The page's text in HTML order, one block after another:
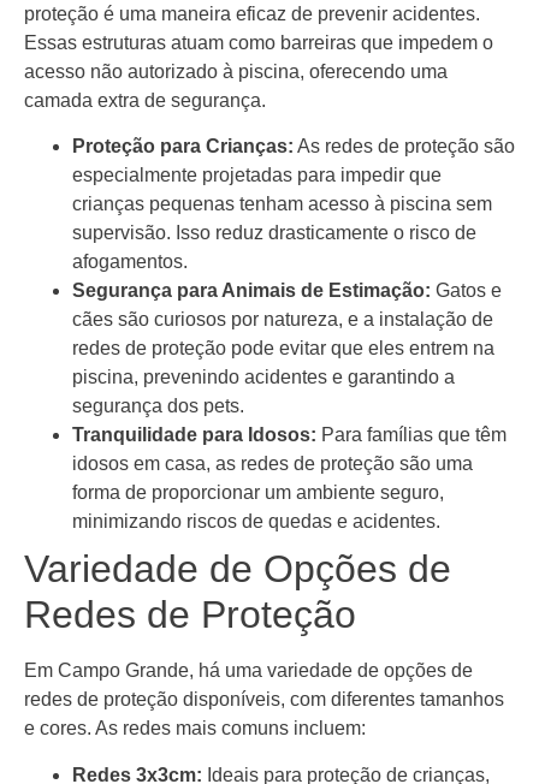
proteção é uma maneira eficaz de prevenir acidentes.
Essas estruturas atuam como barreiras que impedem o
acesso não autorizado à piscina, oferecendo uma
camada extra de segurança.
Proteção para Crianças: As redes de proteção são
especialmente projetadas para impedir que
crianças pequenas tenham acesso à piscina sem
supervisão. Isso reduz drasticamente o risco de
afogamentos.
Segurança para Animais de Estimação: Gatos e
cães são curiosos por natureza, e a instalação de
redes de proteção pode evitar que eles entrem na
piscina, prevenindo acidentes e garantindo a
segurança dos pets.
Tranquilidade para Idosos: Para famílias que têm
idosos em casa, as redes de proteção são uma
forma de proporcionar um ambiente seguro,
minimizando riscos de quedas e acidentes.
Variedade de Opções de
Redes de Proteção
Em Campo Grande, há uma variedade de opções de
redes de proteção disponíveis, com diferentes tamanhos
e cores. As redes mais comuns incluem:
Redes 3x3cm: Ideais para proteção de crianças,